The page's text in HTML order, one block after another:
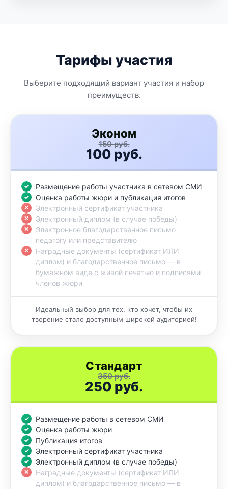
Тарифы участия
Выберите подходящий вариант участия и набор
преимуществ.
Эконом
150 руб.
100 руб.
Размещение работы участника в сетевом СМИ
Оценка работы жюри и публикация итогов
Электронный сертификат участника
Электронный диплом (в случае победы)
Электронное благодарственное письмо
педагогу или представителю
Наградные документы (сертификат ИЛИ
диплом) и благодарственное письмо — в
бумажном виде с живой печатью и подписями
членов жюри
Идеальный выбор для тех, кто хочет, чтобы их
творение стало доступным широкой аудиторией!
Стандарт
350 руб.
250 руб.
Размещение работы в сетевом СМИ
Оценка работы жюри
Публикация итогов
Электронный сертификат участника
Электронный диплом (в случае победы)
Наградные документы (сертификат ИЛИ
диплом) и благодарственное письмо — в